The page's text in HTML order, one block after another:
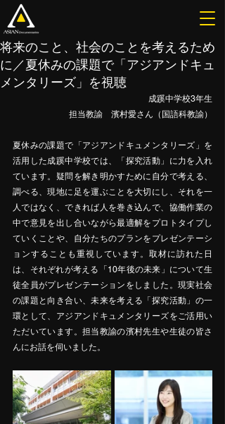
将来のこと、社会のことを考えるため
に／夏休みの課題で「アジアンドキュ
メンタリーズ」を視聴
成蹊中学校3年生
担当教諭　濱村愛さん（国語科教諭）
夏休みの課題で「アジアンドキュメンタリーズ」を
活用した成蹊中学校では、「探究活動」に力を入れ
ています。疑問を解き明かすために自分で考える、
調べる、現地に足を運ぶことを大切にし、それを一
人ではなく、できれば人を巻き込んで、協働作業の
中で意見を出し合いながら最適解をプロトタイプし
ていくことや、自分たちのプランをプレゼンテーシ
ョンすることも重視しています。取材に訪れた日
は、それぞれが考える「10年後の未来」について生
徒全員がプレゼンテーションをしました。現実社会
の課題と向き合い、未来を考える「探究活動」の一
環として、アジアンドキュメンタリーズをご活用い
ただいています。担当教諭の濱村先生や生徒の皆さ
んにお話を伺いました。